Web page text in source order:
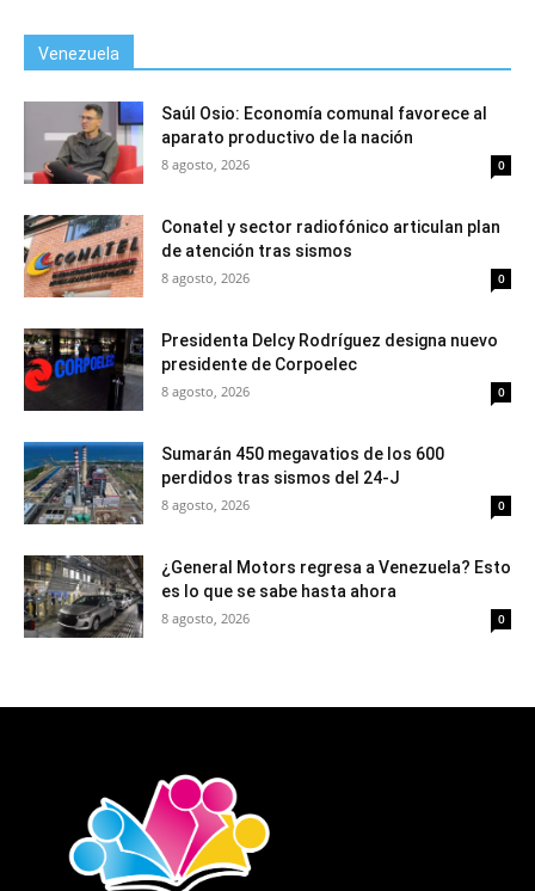
Venezuela
Saúl Osio: Economía comunal favorece al
aparato productivo de la nación
8 agosto, 2026 0
Conatel y sector radiofónico articulan plan
de atención tras sismos
8 agosto, 2026 0
Presidenta Delcy Rodríguez designa nuevo
presidente de Corpoelec
8 agosto, 2026 0
Sumarán 450 megavatios de los 600
perdidos tras sismos del 24-J
8 agosto, 2026 0
¿General Motors regresa a Venezuela? Esto
es lo que se sabe hasta ahora
8 agosto, 2026 0